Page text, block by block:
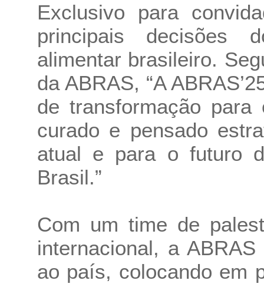
Exclusivo para
principais decisões
alimentar brasileiro.
da ABRAS, “A
de transformação
curado e pensado
atual e para o futuro
Brasil.”
Com um time de
internacional, a
ao país, colocando em